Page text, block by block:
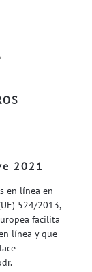
2021
en línea en
524/2013,
facilita
línea y que
.